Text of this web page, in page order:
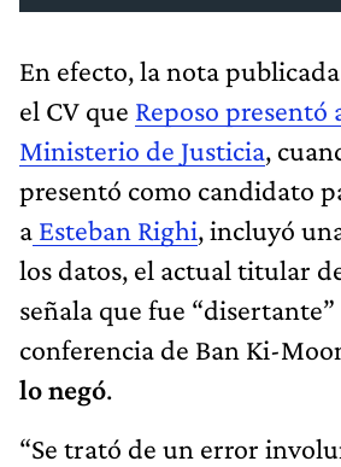
En efecto, la nota
el CV que Reposo presentó
Ministerio de Justicia,
presentó como candidato
a Esteban Righi, incluyó
los datos, el actual titular
señala que fue
conferencia de Ban Ki-
lo negó.
“Se trató de un error